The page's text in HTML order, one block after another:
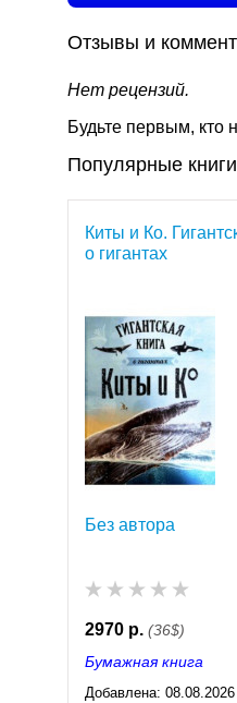
Отзывы и
Нет рецензий.
Будьте первым, кто
Популярные
Киты и Ко.
о гигантах
Без автора
2970 р. (36$)
Бумажная книга
Добавлена: 08.08.2026